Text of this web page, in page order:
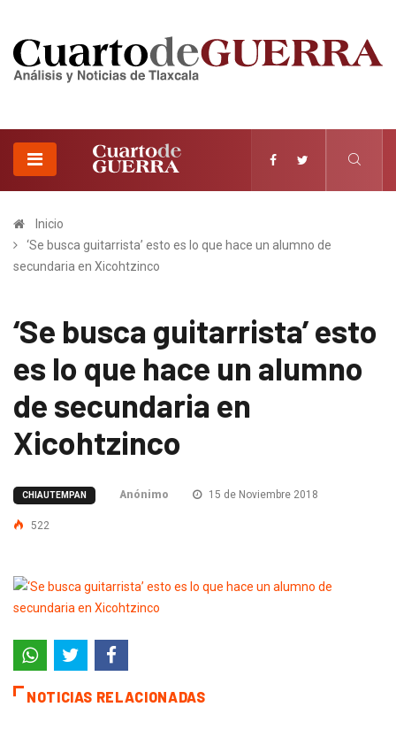
Inicio
‘Se busca guitarrista’ esto es lo que hace un alumno de
secundaria en Xicohtzinco
‘Se busca guitarrista’ esto
es lo que hace un alumno
de secundaria en
Xicohtzinco
CHIAUTEMPAN Anónimo 15 de Noviembre 2018
522
NOTICIAS RELACIONADAS